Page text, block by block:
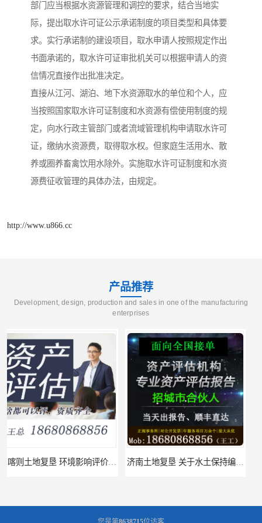
部门应当根据水资源管理和调控的要求，结合当地实
际，提出取水许可证公示承诺制度的项目类型和具体要
求。实行承诺制的建设项目，取水申请人按照规定作出
书面承诺的，取水许可证审批机关可以根据申请人的资
信情况直接作出批准决定。
直接从江河、湖泊、地下水资源取水的单位和个人，应
当按照国家取水许可证制度和水资源有偿使用制度的规
定，向水行政主管部门或者流域管理机构申请取水许可
证，缴纳水资源费，取得取水权。但家庭生活用水、散
养或圈养畜禽饮用水除外。实施取水许可证制度和水资
源费征收管理的具体办法，由规定。
http://www.u866.cc
产品推荐
Development, design, production and sales in one of the manufacturing
enterprises